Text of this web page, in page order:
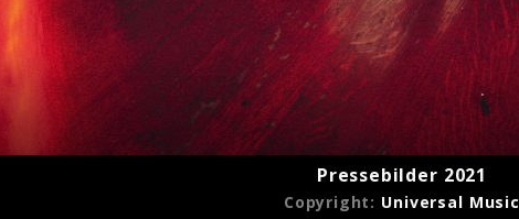
Pressebilder 2021
Copyright: Universal Music